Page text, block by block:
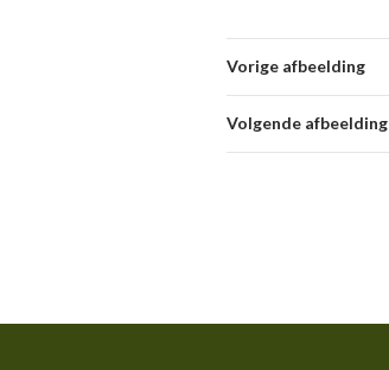
Vorige afbeelding
Volgende afbeelding